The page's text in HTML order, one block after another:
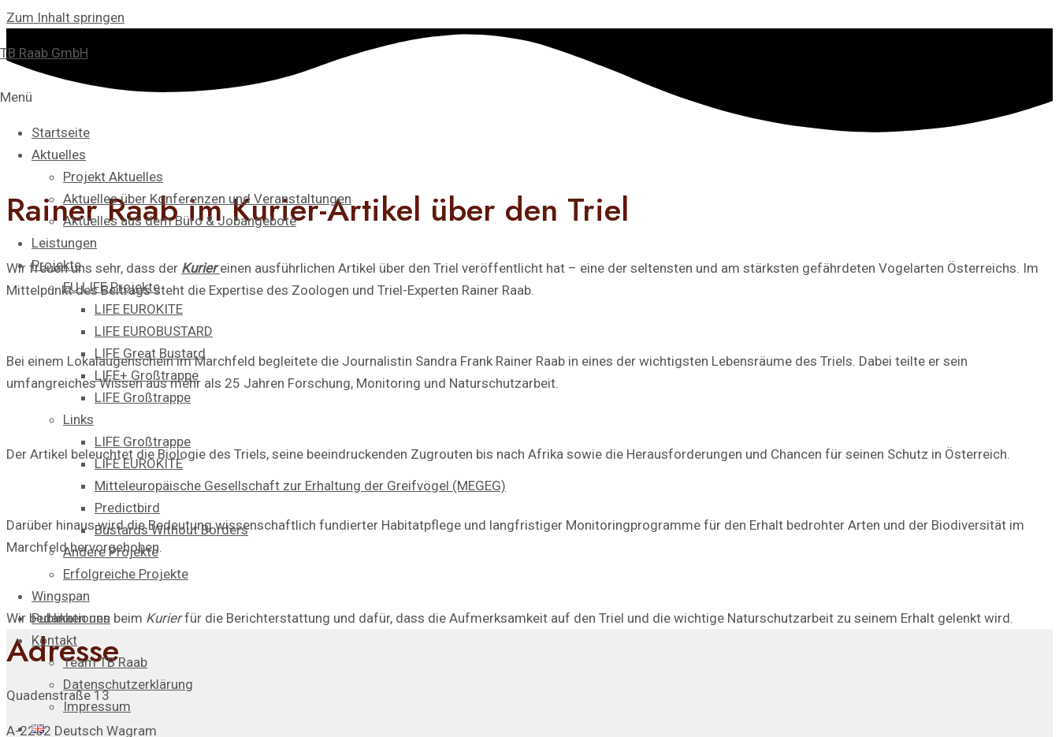
Zum Inhalt springen
TB Raab GmbH
Menü
Startseite
Aktuelles
Projekt Aktuelles
Aktuelles über Konferenzen und Veranstaltungen
Aktuelles aus dem Büro & Jobangebote
Leistungen
Projekte
EU LIFE Projekte
LIFE EUROKITE
LIFE EUROBUSTARD
LIFE Great Bustard​
LIFE+ Großtrappe
LIFE Großtrappe
Links
LIFE Großtrappe
LIFE EUROKITE
Mitteleuropäische Gesellschaft zur Erhaltung der Greifvögel (MEGEG)
Predictbird
Bustards Without Borders
Andere Projekte
Erfolgreiche Projekte
Wingspan
Publikationen
Kontakt
Team TB Raab
Datenschutzerklärung
Impressum
Rainer Raab im Kurier-Artikel über den Triel
Wir freuen uns sehr, dass der Kurier einen ausführlichen Artikel über den Triel veröffentlicht hat – eine der seltensten und am stärksten gefährdeten Vogelarten Österreichs. Im
Mittelpunkt des Beitrags steht die Expertise des Zoologen und Triel-Experten Rainer Raab.
Bei einem Lokalaugenschein im Marchfeld begleitete die Journalistin Sandra Frank Rainer Raab in eines der wichtigsten Lebensräume des Triels. Dabei teilte er sein
umfangreiches Wissen aus mehr als 25 Jahren Forschung, Monitoring und Naturschutzarbeit.
Der Artikel beleuchtet die Biologie des Triels, seine beeindruckenden Zugrouten bis nach Afrika sowie die Herausforderungen und Chancen für seinen Schutz in Österreich.
Darüber hinaus wird die Bedeutung wissenschaftlich fundierter Habitatpflege und langfristiger Monitoringprogramme für den Erhalt bedrohter Arten und der Biodiversität im
Marchfeld hervorgehoben.
Wir bedanken uns beim Kurierfür die Berichterstattung und dafür, dass die Aufmerksamkeit auf den Triel und die wichtige Naturschutzarbeit zu seinem Erhalt gelenkt wird.
Adresse
Quadenstraße 13
A-2232 Deutsch Wagram